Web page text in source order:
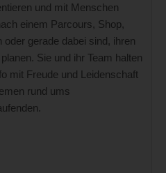
und mit Menschen
einem Parcours, Shop,
gerade dabei sind, ihren
Sie und ihr Team halten
mit Freude und Leidenschaft
rund ums